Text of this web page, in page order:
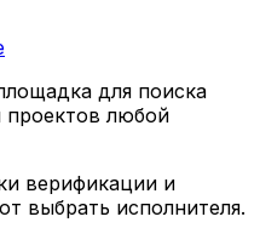
для поиска
проектов любой
верификации и
выбрать исполнителя.